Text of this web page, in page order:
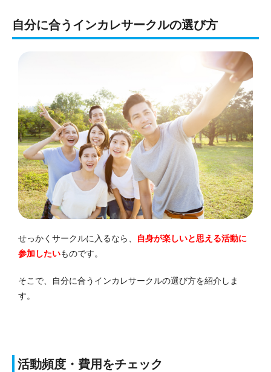
自分に合うインカレサークルの選び方
せっかくサークルに入るなら、
自身が楽しいと思える活動に
参加したいものです。
そこで、自分に合うインカレサークルの選び方を紹介しま
す。
活動頻度・費用をチェック